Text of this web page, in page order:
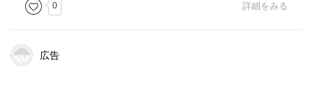
0 詳細をみる
広告